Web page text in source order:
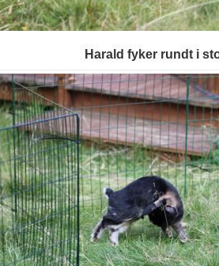
Harald fyker rundt i